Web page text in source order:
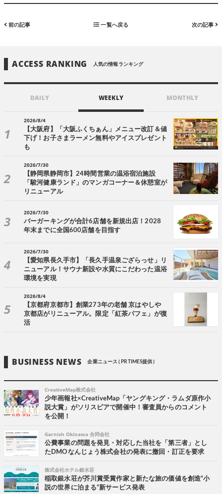
前の記事 一覧へ戻る 次の記事
ACCESS RANKING 人気の情報ランキング
DAILY WEEKLY MONTHLY
2026/8/4
【大阪府】「大阪ふくちぁん」メニュー改訂＆値
下げ！お子さまラーメン無料やアイスプレゼント
も
2026/7/30
【静岡県静岡市】24時間営業の温浴宿泊施設
「駿河健康ランド」のマンガコーナー＆休憩室が
リニューアル
2026/7/30
バーガーキングが合計6店舗を新規出店！2028
年末までに全国600店舗を目指す
2026/7/30
【愛知県長久手市】「長久手温泉ござらっせ」リ
ニューアル！サウナ新設や水質にこだわった温浴
環境を実現
2026/8/4
【京都府京都市】創業273年の老舗 京はやしや
京都店がリニューアル。限定「紅茶パフェ」が復
活
BUSINESS NEWS 企業ニュース ( PR TIMES提供 )
CreativeMap株式会社
少年画報社×CreativeMap「ヤングキング・ラムダ原作小
説大賞」がソリスピアで開催中！審査員からのコメント
を公開！
Garnish Okinawa 合同会社
公費事業の問題を発見・対応した当社を「第三者」とし
たDMOなんじょう株式会社の発表に撤回・訂正を要求
株式会社ホテル銀水荘
稲取銀水荘が芥川賞受賞作家と新たな旅の価値を創造“小
説の世界に泊まる”新サービス発表